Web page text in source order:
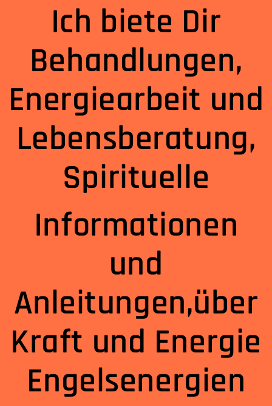
Ich biete Dir
Behandlungen,
Energiearbeit und
Lebensberatung,
Spirituelle
Informationen
und
Anleitungen,über
Kraft und Energie
Engelsenergien